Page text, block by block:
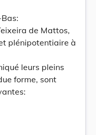
de Mattos,
plénipotentiaire à
leurs pleins
forme, sont